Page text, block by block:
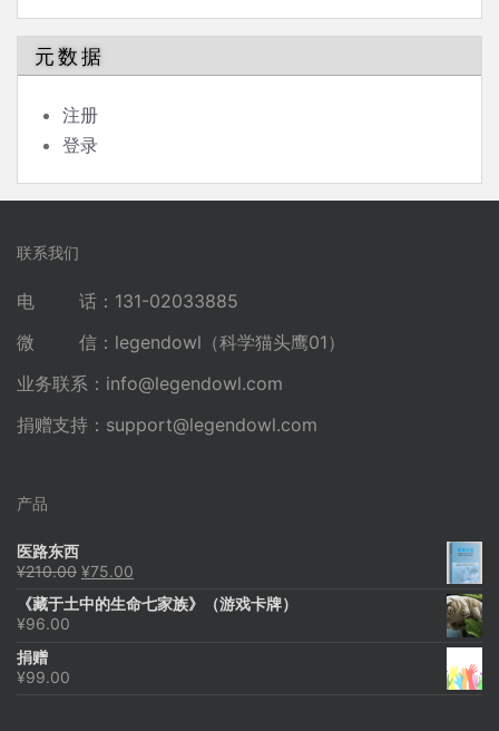
元数据
注册
登录
联系我们
电 话：131-02033885
微 信：legendowl（科学猫头鹰01）
业务联系： info@legendowl.com
捐赠支持： support@legendowl.com
产品
医路东西
¥210.00 原
为：
¥75.00
价
《藏于土中的生命七家族》（游戏卡牌）
¥96.00
捐赠
¥99.00